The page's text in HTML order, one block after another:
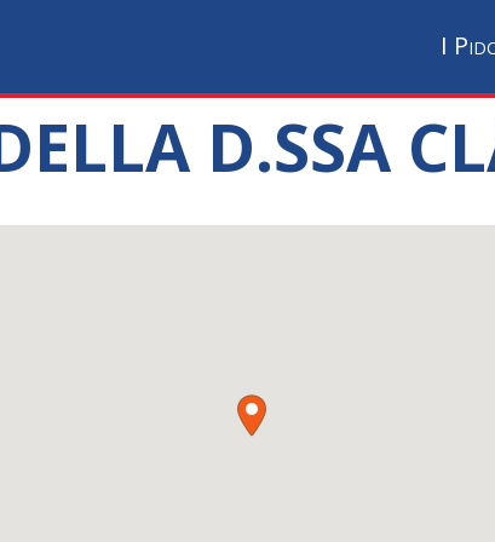
I
D.SSA